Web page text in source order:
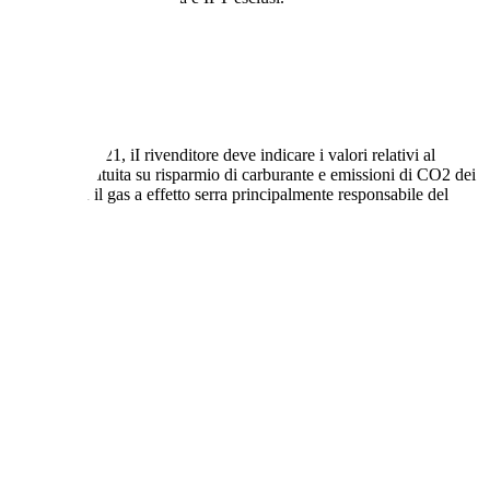
dal 16.2.2021, iI rivenditore deve indicare i valori relativi al
guida gratuita su risparmio di carburante e emissioni di CO2 dei
Il CO2 è il gas a effetto serra principalmente responsabile del